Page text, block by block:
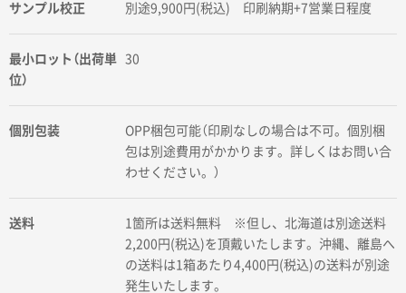
サンプル校正 別途9,900円(税込) 印刷納期+7営業日程度
最小ロット（出荷単
位）
30
個別包装
OPP梱包可能（印刷なしの場合は不可。個別梱
包は別途費用がかかります。詳しくはお問い合
わせください。）
送料
1箇所は送料無料 ※但し、北海道は別途送料
2,200円(税込)を頂戴いたします。沖縄、離島へ
の送料は1箱あたり4,400円(税込)の送料が別途
発生いたします。